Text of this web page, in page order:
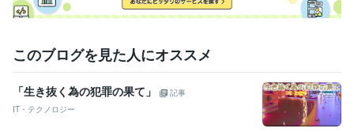
職歴
受賞歴
2025年度行政書士試験対策講座 20
26年度行政書士試験対策講座
このブログを見た人にオススメ
「生き抜く為の犯罪の果て」
記事
IT・テクノロジー